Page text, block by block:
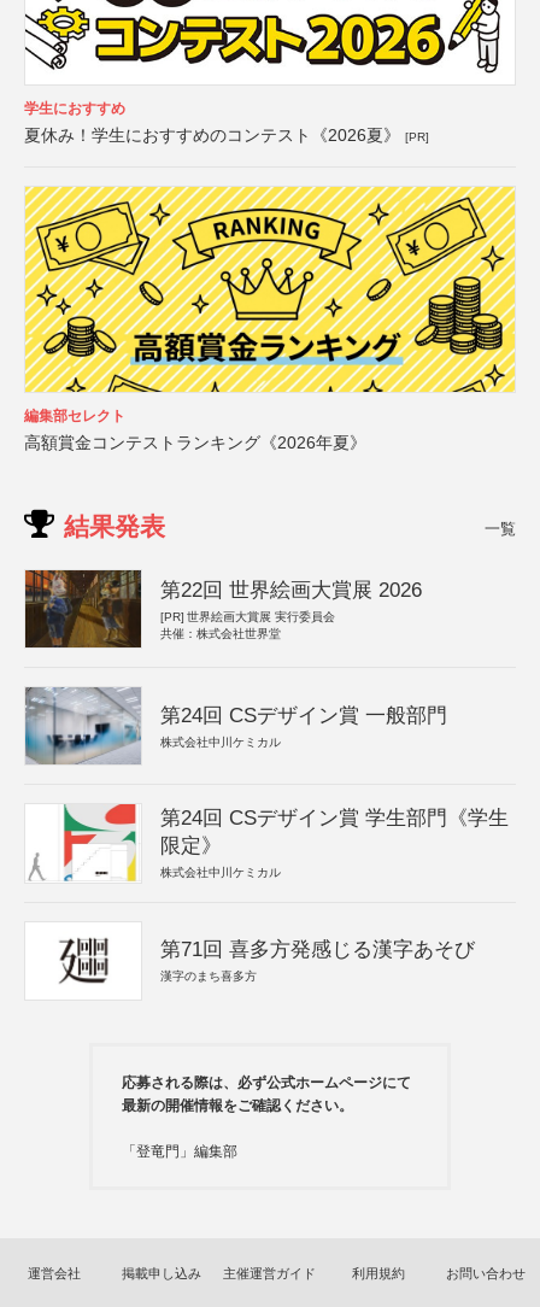
学生におすすめ
夏休み！学生におすすめのコンテスト《2026夏》 [PR]
編集部セレクト
高額賞金コンテストランキング《2026年夏》
結果発表 一覧
第22回 世界絵画大賞展 2026
[PR] 世界絵画大賞展 実行委員会
共催：株式会社世界堂
第24回 CSデザイン賞 一般部門
株式会社中川ケミカル
第24回 CSデザイン賞 学生部門《学生
限定》
株式会社中川ケミカル
第71回 喜多方発感じる漢字あそび
漢字のまち喜多方
応募される際は、必ず公式ホームページにて
最新の開催情報をご確認ください。
「登竜門」編集部
運営会社 掲載申し込み 主催運営ガイド 利用規約 お問い合わせ